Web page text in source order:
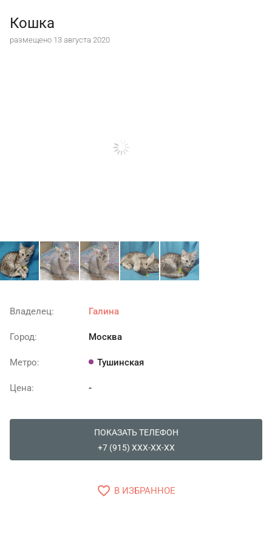
Кошка
размещено 13 августа 2020
Владелец: Галина
Город: Москва
Метро: Тушинская
Цена: -
ПОКАЗАТЬ ТЕЛЕФОН
+7 (915) XXX-XX-XX
favorite_border В ИЗБРАННОЕ